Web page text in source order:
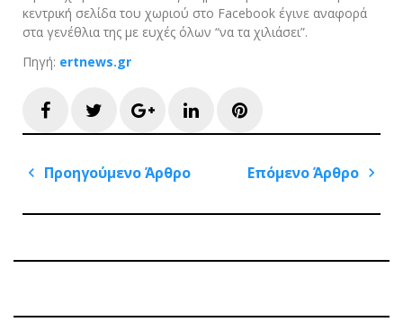
κεντρική σελίδα του χωριού στο Facebook έγινε αναφορά
στα γενέθλια της με ευχές όλων “να τα χιλιάσει”.
Πηγή: ertnews.gr
FacebookTwitterGoogle+LinkedInPinterest
Πλοήγηση
Προηγούμενο Άρθρο
Επόμενο Άρθρο